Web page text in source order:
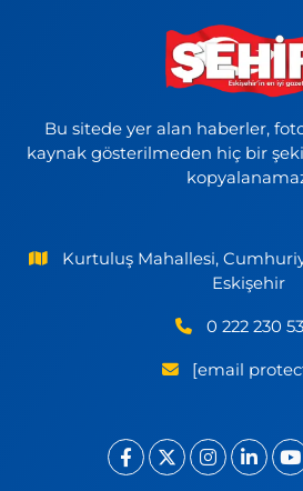
Bu sitede yer alan haberler,
kaynak gösterilmeden hiç bir
Kurtuluş Mahallesi,
Eskişehir
0 222 230
[email